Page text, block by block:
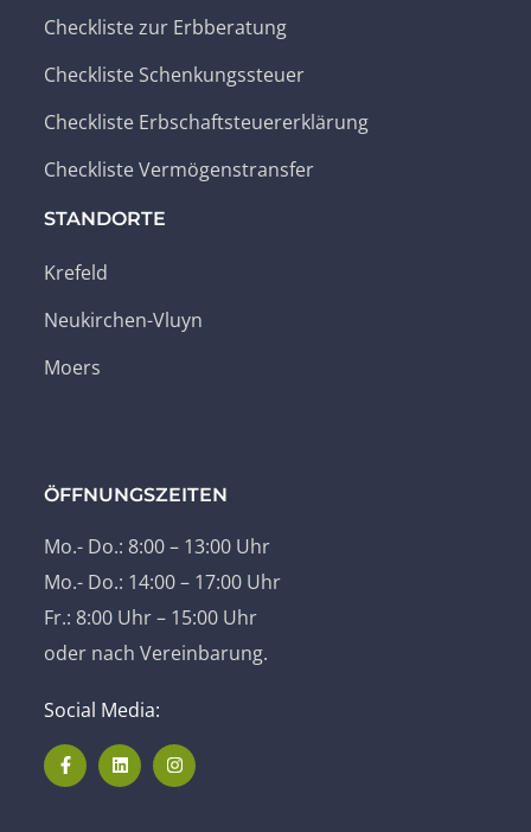
Checkliste zur Erbberatung
Checkliste Schenkungssteuer
Checkliste Erbschaftsteuererklärung
Checkliste Vermögenstransfer
STANDORTE
Krefeld
Neukirchen-Vluyn
Moers
ÖFFNUNGSZEITEN
Mo.- Do.: 8:00 – 13:00 Uhr
Mo.- Do.: 14:00 – 17:00 Uhr
Fr.: 8:00 Uhr – 15:00 Uhr
oder nach Vereinbarung.
Social Media: